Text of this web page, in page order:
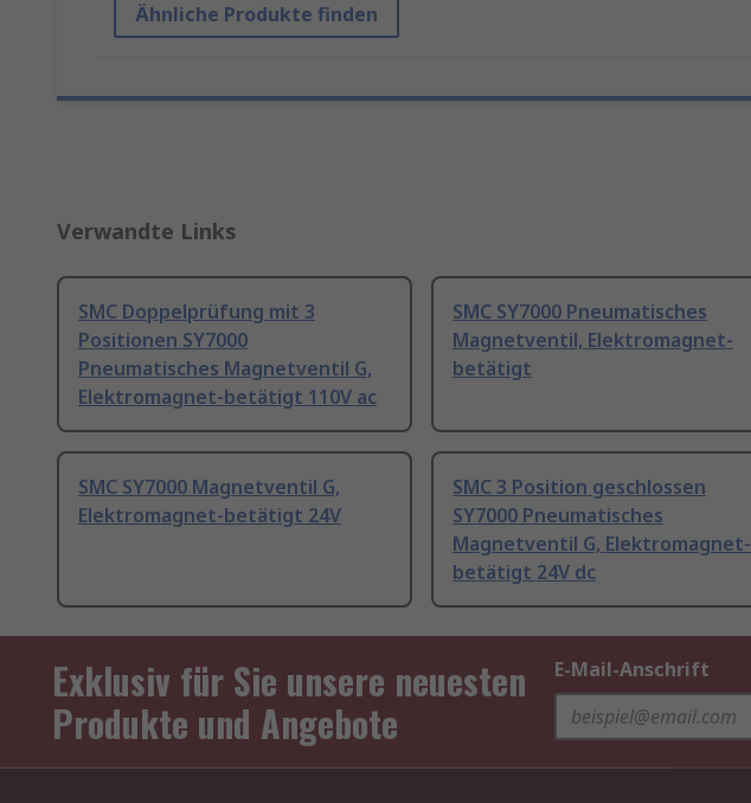
Ähnliche Produkte finden
Verwandte Links
SMC Doppelprüfung mit 3
Positionen SY7000
Pneumatisches Magnetventil G,
Elektromagnet-betätigt 110V ac
SMC SY7000 Pneumatisches
Magnetventil, Elektromagnet-
betätigt
SMC SY7000 Magnetventil G,
Elektromagnet-betätigt 24V
SMC 3 Position geschlossen
SY7000 Pneumatisches
Magnetventil G, Elektromagnet-
betätigt 24V dc
Exklusiv für Sie unsere neuesten
Produkte und Angebote
E-Mail-Anschrift